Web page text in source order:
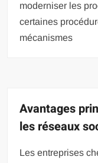
moderniser les
certaines
mécanismes
Avantages
les réseaux
Les entreprises